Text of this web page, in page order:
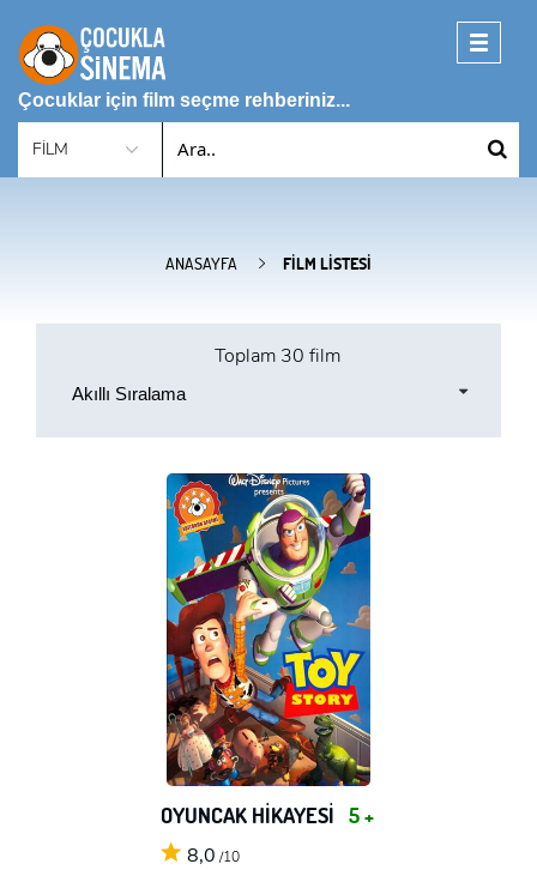
Toggle
Çocuklar için film seçme rehberiniz...
ANASAYFA FILM LISTESI
Toplam 30 film
Akıllı Sıralama
OYUNCAK HİKAYESİ 5 +
8,0 /10